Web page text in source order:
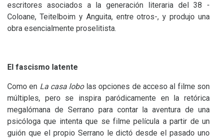
escritores asociados a la generación literaria del 38 -
Coloane, Teitelboim y Anguita, entre otros-, y produjo una
obra esencialmente proselitista.
El fascismo latente
Como en La casa lobolas opciones de acceso al filme son
múltiples, pero se inspira paródicamente en la retórica
megalómana de Serrano para contar la aventura de una
psicóloga que intenta que se filme película a partir de un
guión que el propio Serrano le dictó desde el pasado uno